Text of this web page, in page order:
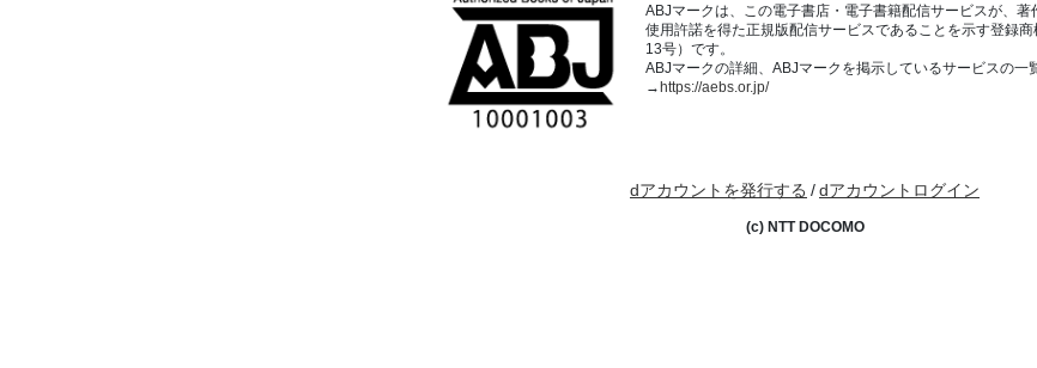
ABJマークは、この電子書店・電子書籍配信サービスが、著
使用許諾を得た正規版配信サービスであることを示す登録
13号）です。
ABJマークの詳細、ABJマークを掲示しているサービスの一
→https://aebs.or.jp/
dアカウントを発行する /dアカウントログイン
(c) NTT DOCOMO